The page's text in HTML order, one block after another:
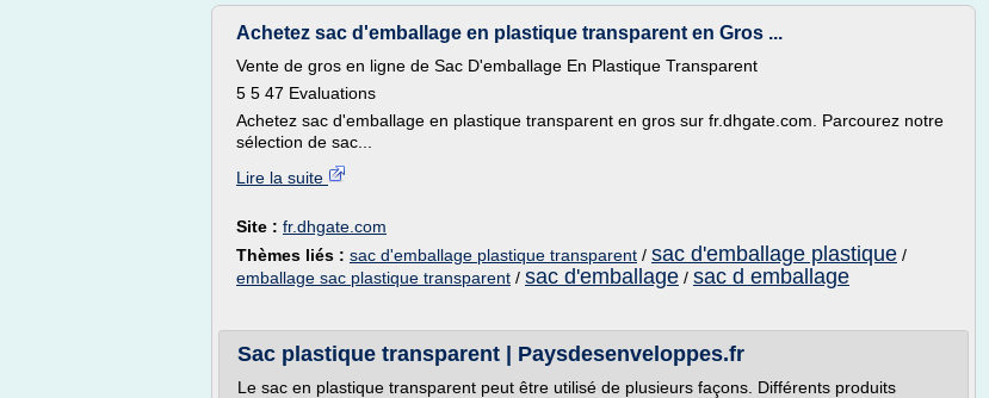
Achetez sac d'emballage en plastique transparent en Gros ...
Vente de gros en ligne de Sac D'emballage En Plastique Transparent
5 5 47 Evaluations
Achetez sac d'emballage en plastique transparent en gros sur fr.dhgate.com. Parcourez notre
sélection de sac...
Lire la suite
Site : fr.dhgate.com
Thèmes liés : sac d'emballage plastique transparent / sac d'emballage plastique /
emballage sac plastique transparent / sac d'emballage / sac d emballage
Sac plastique transparent | Paysdesenveloppes.fr
Le sac en plastique transparent peut être utilisé de plusieurs façons. Différents produits